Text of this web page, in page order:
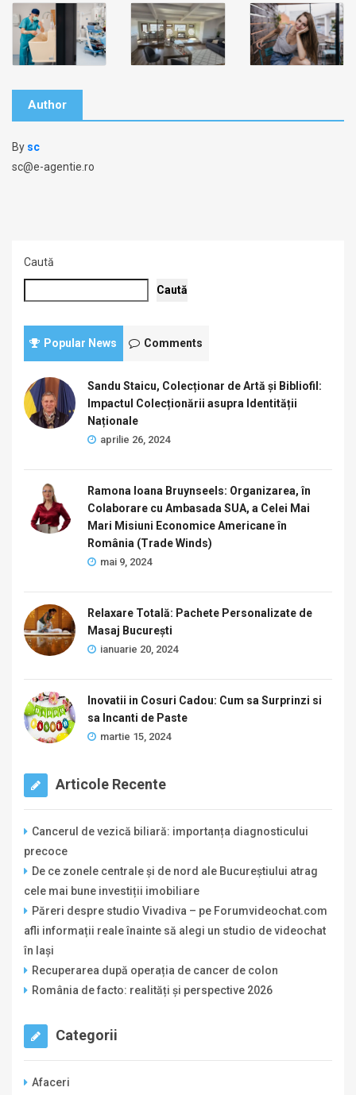
Author
By sc
sc@e-agentie.ro
Caută
Caută
Popular News Comments
Sandu Staicu, Colecționar de Artă și Bibliofil:
Impactul Colecționării asupra Identității
Naționale
aprilie 26, 2024
Ramona Ioana Bruynseels: Organizarea, în
Colaborare cu Ambasada SUA, a Celei Mai
Mari Misiuni Economice Americane în
România (Trade Winds)
mai 9, 2024
Relaxare Totală: Pachete Personalizate de
Masaj București
ianuarie 20, 2024
Inovatii in Cosuri Cadou: Cum sa Surprinzi si
sa Incanti de Paste
martie 15, 2024
Articole Recente
Cancerul de vezică biliară: importanța diagnosticului
precoce
De ce zonele centrale și de nord ale Bucureștiului atrag
cele mai bune investiții imobiliare
Păreri despre studio Vivadiva – pe Forumvideochat.com
afli informații reale înainte să alegi un studio de videochat
în Iași
Recuperarea după operația de cancer de colon
România de facto: realități și perspective 2026
Categorii
Afaceri